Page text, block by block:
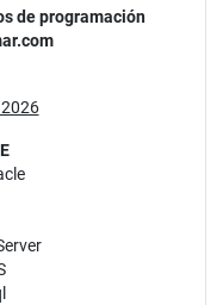
de programación
2026